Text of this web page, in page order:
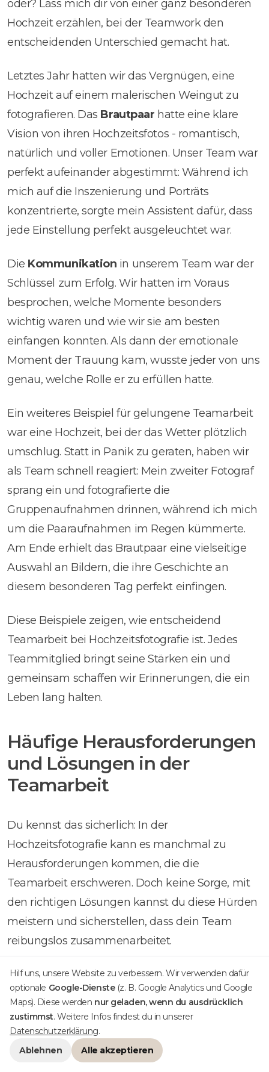
oder? Lass mich dir von einer ganz besonderen
Hochzeit erzählen, bei der Teamwork den
entscheidenden Unterschied gemacht hat.
Letztes Jahr hatten wir das Vergnügen, eine
Hochzeit auf einem malerischen Weingut zu
fotografieren. Das Brautpaar hatte eine klare
Vision von ihren Hochzeitsfotos - romantisch,
natürlich und voller Emotionen. Unser Team war
perfekt aufeinander abgestimmt: Während ich
mich auf die Inszenierung und Porträts
konzentrierte, sorgte mein Assistent dafür, dass
jede Einstellung perfekt ausgeleuchtet war.
Die Kommunikation in unserem Team war der
Schlüssel zum Erfolg. Wir hatten im Voraus
besprochen, welche Momente besonders
wichtig waren und wie wir sie am besten
einfangen konnten. Als dann der emotionale
Moment der Trauung kam, wusste jeder von uns
genau, welche Rolle er zu erfüllen hatte.
Ein weiteres Beispiel für gelungene Teamarbeit
war eine Hochzeit, bei der das Wetter plötzlich
umschlug. Statt in Panik zu geraten, haben wir
als Team schnell reagiert: Mein zweiter Fotograf
sprang ein und fotografierte die
Gruppenaufnahmen drinnen, während ich mich
um die Paaraufnahmen im Regen kümmerte.
Am Ende erhielt das Brautpaar eine vielseitige
Auswahl an Bildern, die ihre Geschichte an
diesem besonderen Tag perfekt einfingen.
Diese Beispiele zeigen, wie entscheidend
Teamarbeit bei Hochzeitsfotografie ist. Jedes
Teammitglied bringt seine Stärken ein und
gemeinsam schaffen wir Erinnerungen, die ein
Leben lang halten.
Häufige Herausforderungen
und Lösungen in der
Teamarbeit
Du kennst das sicherlich: In der
Hochzeitsfotografie kann es manchmal zu
Herausforderungen kommen, die die
Teamarbeit erschweren. Doch keine Sorge, mit
den richtigen Lösungen kannst du diese Hürden
meistern und sicherstellen, dass dein Team
reibungslos zusammenarbeitet.
Eine häufige Herausforderung ist die
Koordination der Teammitgliederwährend
einer hektischen Hochzeitsfeier. Hier ist es
wichtig, im Voraus klare Kommunikationswege
festzulegen und sicherzustellen, dass jeder weiß,
Hilf uns, unsere Website zu verbessern. Wir verwenden dafür
optionale Google-Dienste(z. B. Google Analytics und Google
Maps). Diese werden nur geladen, wenn du ausdrücklich
zustimmst. Weitere Infos findest du in unserer
Datenschutzerklärung.
Ablehnen
Alle akzeptieren